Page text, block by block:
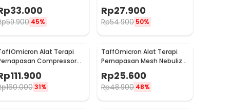
Portable Inhaler With
- JSL-W302
33.000
59.900 45%
Battery - JSL-W303
Rp27.900
Rp54.900 50%
Alat Terapi
Compressor
111.900
160.000 31%
TaffOmicron Alat Terapi
Pernapasan Mesh Nebulizer
Inhaler Atomizer Baterai AA
- JSL-W302
Rp25.600
Rp48.900 48%